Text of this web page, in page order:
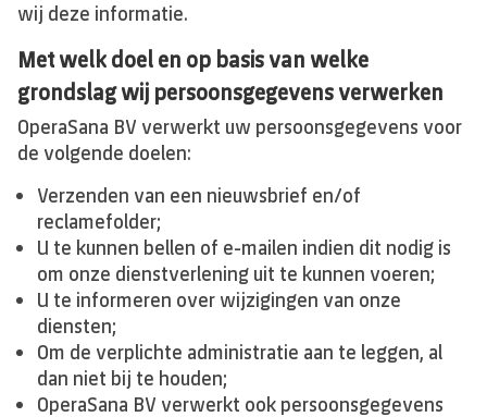
wij deze informatie.
Met welk doel en op basis van welke
grondslag wij persoonsgegevens verwerken
OperaSana BV verwerkt uw persoonsgegevens voor
de volgende doelen:
Verzenden van een nieuwsbrief en/of
reclamefolder;
U te kunnen bellen of e-mailen indien dit nodig is
om onze dienstverlening uit te kunnen voeren;
U te informeren over wijzigingen van onze
diensten;
Om de verplichte administratie aan te leggen, al
dan niet bij te houden;
OperaSana BV verwerkt ook persoonsgegevens